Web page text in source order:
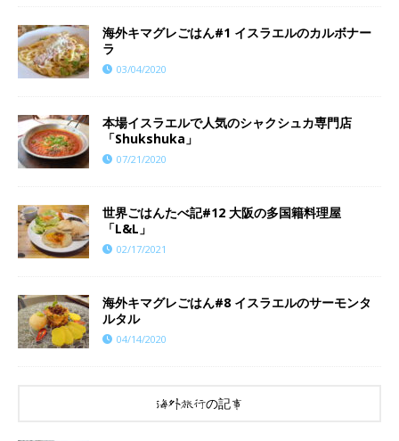
海外キマグレごはん#1 イスラエルのカルボナー
ラ
03/04/2020
本場イスラエルで人気のシャクシュカ専門店
「Shukshuka」
07/21/2020
世界ごはんたべ記#12 大阪の多国籍料理屋
「L&L」
02/17/2021
海外キマグレごはん#8 イスラエルのサーモンタ
ルタル
04/14/2020
海外旅行の記事